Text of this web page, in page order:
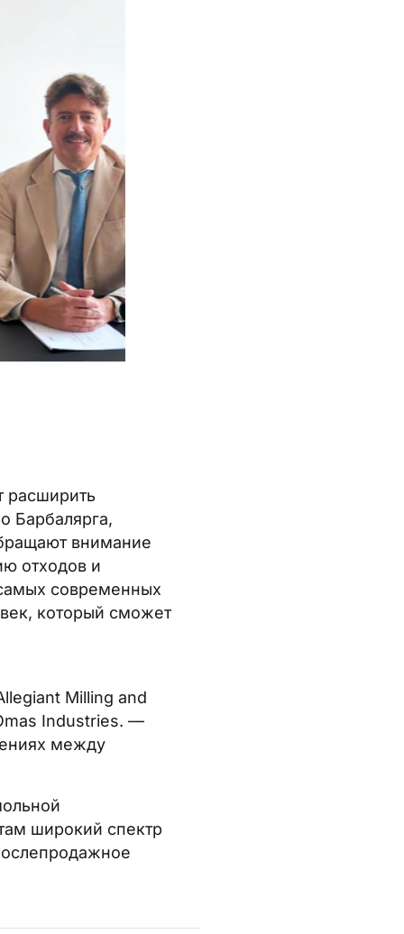
расширить
Барбалярга,
внимание
отходов и
современных
который сможет
Milling and
Industries. —
между
широкий спектр
и